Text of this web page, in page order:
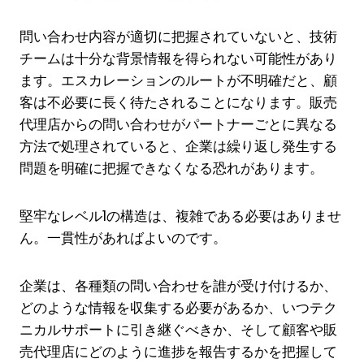
問い合わせ内容が適切に把握されていないと、技術
チームは十分な背景情報を得られない可能性があり
ます。エスカレーションのルートが不明確だと、顧
客は不必要に長く待たされることになります。販売
代理店からの問い合わせがパートナーごとに異なる
方法で処理されていると、企業は繰り返し発生する
問題を明確に把握できなくなる恐れがあります。
堅牢なレベル1の構造は、複雑である必要はありませ
ん。一貫性があればよいのです。
企業は、各種類の問い合わせを誰が受け付けるか、
どのような情報を収集する必要があるか、いつテク
ニカルサポートに引き継ぐべきか、そして顧客や販
売代理店にどのように進捗を報告するかを把握して